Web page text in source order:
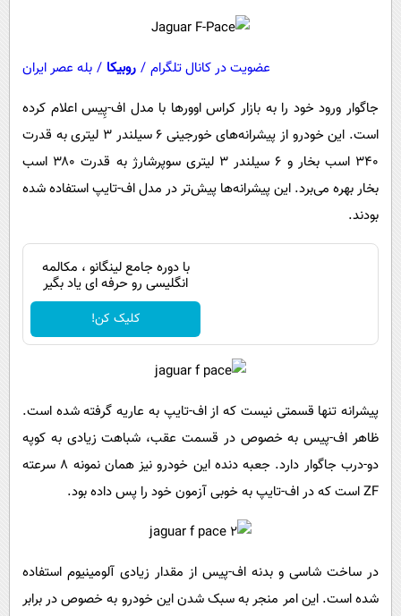
گوناگون
محیط زیست
فرهنگی
بین الملل
حیات وحش
سیاست خارجی
آشپزی
دانلود
عضویت در کانال تلگرام / روبیکا / بله عصر ایران
جاگوار ورود خود را به بازار کراس اوور‌ها با مدل اف-پِیس اعلام کرده
است. این خودرو از پیشرانه‌های خورجینی ۶ سیلندر ۳ لیتری به قدرت
۳۴۰ اسب بخار و ۶ سیلندر ۳ لیتری سوپرشارژ به قدرت ۳۸۰ اسب
بخار بهره می‌برد. این پیشرانه‌ها پیش‌تر در مدل اف-تایپ استفاده شده
بودند.
با دوره جامع لینگانو ، مکالمه
انگلیسی رو حرفه ای یاد بگیر
کلیک کن!
پیشرانه تنها قسمتی نیست که از اف-تایپ به عاریه گرفته شده است.
ظاهر اف-پیس به خصوص در قسمت عقب، شباهت زیادی به کوپه
دو-درب جاگوار دارد. جعبه دنده این خودرو نیز همان نمونه ۸ سرعته
ZFاست که در اف-تایپ به خوبی آزمون خود را پس داده بود.
در ساخت شاسی و بدنه اف-پیس از مقدار زیادی آلومینیوم استفاده
شده است. این امر منجر به سبک شدن این خودرو به خصوص در برابر